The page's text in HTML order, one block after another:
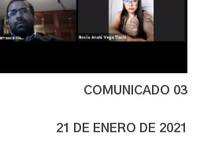
COMUNICADO 03
21 DE ENERO DE 2021